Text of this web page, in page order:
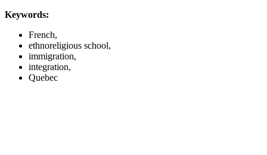
Keywords:
French,
ethnoreligious school,
immigration,
integration,
Quebec